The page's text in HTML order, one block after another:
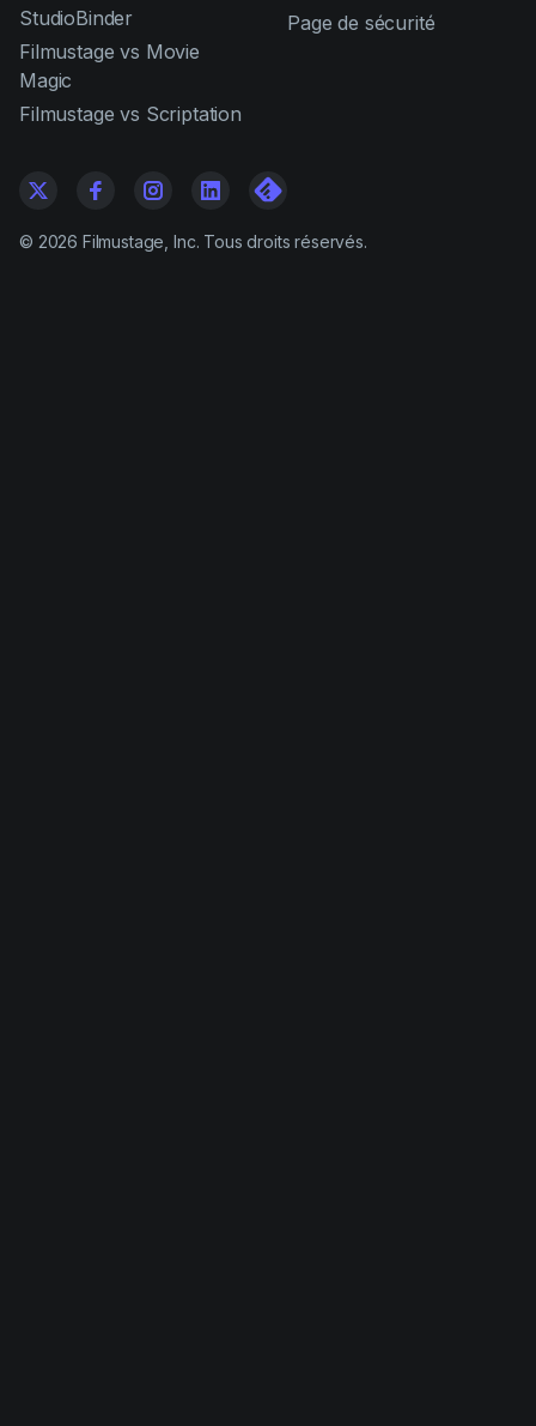
StudioBinder
Filmustage vs Movie
Magic
Filmustage vs Scriptation
Page de sécurité
© 2026 Filmustage, Inc. Tous droits réservés.